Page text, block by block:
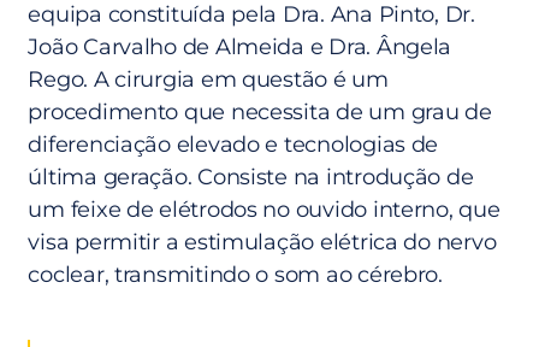
equipa constituída pela Dra. Ana Pinto, Dr.
João Carvalho de Almeida e Dra. Ângela
Rego. A cirurgia em questão é um
procedimento que necessita de um grau de
diferenciação elevado e tecnologias de
última geração. Consiste na introdução de
um feixe de elétrodos no ouvido interno, que
visa permitir a estimulação elétrica do nervo
coclear, transmitindo o som ao cérebro.